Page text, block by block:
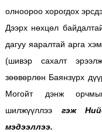
олноороо хорогдох
Дээрх нөхцөл
дагуу яаралтай арга
(шивэр сахалт
зөөвөрлөн Баянзүрх
Могойт дэнж
шилжүүллээ гэж
мэдээллээ.